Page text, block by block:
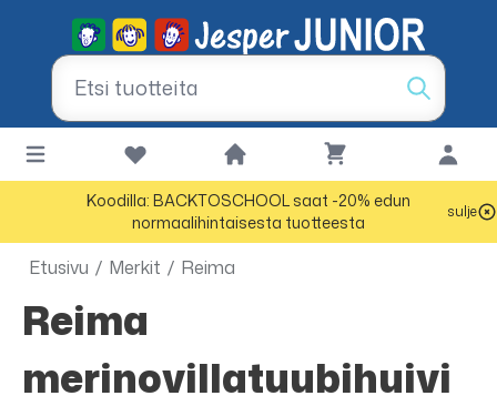
Koodilla: BACKTOSCHOOL saat -20% edun
normaalihintaisesta tuotteesta
sulje
Etusivu / Merkit / Reima
Reima
merinovillatuubihuivi